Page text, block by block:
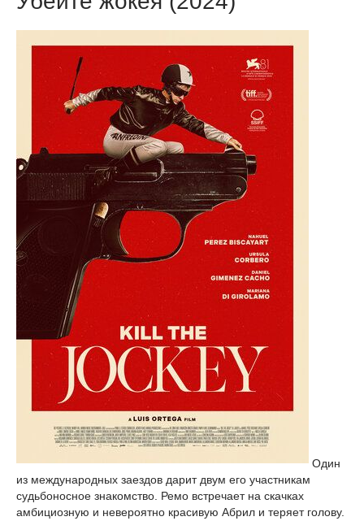
Один
из международных заездов дарит двум его участникам
судьбоносное знакомство. Ремо встречает на скачках
амбициозную и невероятно красивую Абрил и теряет голову.